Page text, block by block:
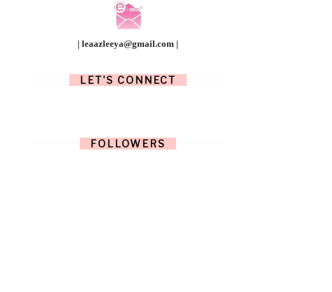
| leaazleeya@gmail.com |
LET'S CONNECT
FOLLOWERS